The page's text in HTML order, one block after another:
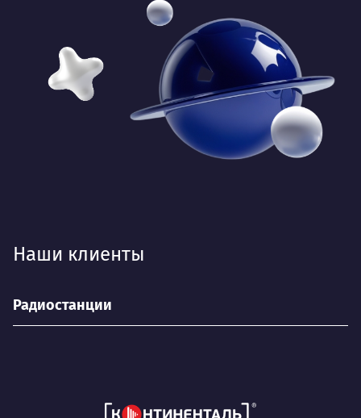
Наши клиенты
Радиостанции